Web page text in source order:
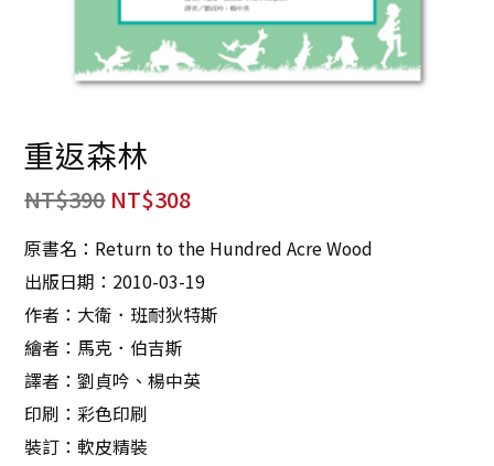
重返森林
NT$390 NT$308
原書名：Return to the Hundred Acre Wood
出版日期：2010-03-19
作者：大衛．班耐狄特斯
繪者：馬克．伯吉斯
譯者：劉貞吟、楊中英
印刷：彩色印刷
裝訂：軟皮精裝